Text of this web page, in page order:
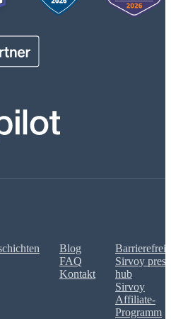
Blog
FAQ
Kontakt
Sirvoy press
hub
Sirvoy
Affiliate-
Programm